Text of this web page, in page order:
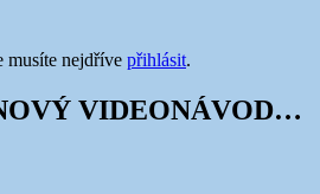
musíte nejdříve přihlásit.
VIDEONÁVOD…